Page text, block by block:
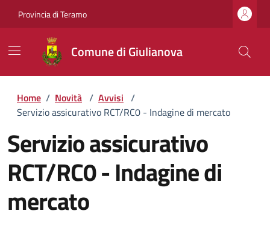
Provincia di Teramo
Comune di Giulianova
Home / Novità / Avvisi /
Servizio assicurativo RCT/RC0 - Indagine di mercato
Servizio assicurativo
RCT/RC0 - Indagine di
mercato